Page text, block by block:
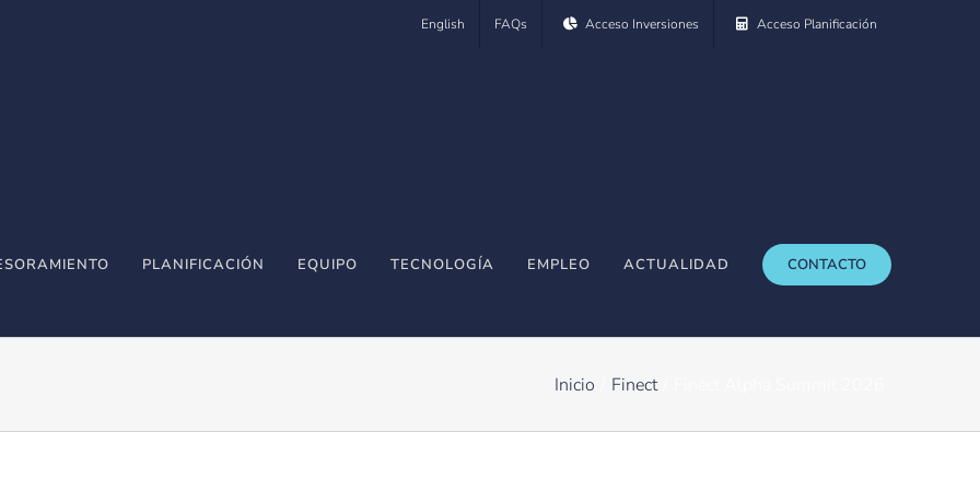
English FAQs Acceso Inversiones Acceso Planificación
PLANIFICACIÓN EQUIPO TECNOLOGÍA EMPLEO ACTUALIDAD CONTACTO
Inicio Finect